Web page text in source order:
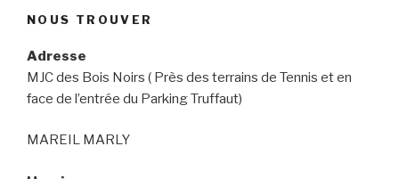
NOUS TROUVER
Adresse
MJC des Bois Noirs ( Près des terrains de Tennis et en
face de l’entrée du Parking Truffaut)
MAREIL MARLY